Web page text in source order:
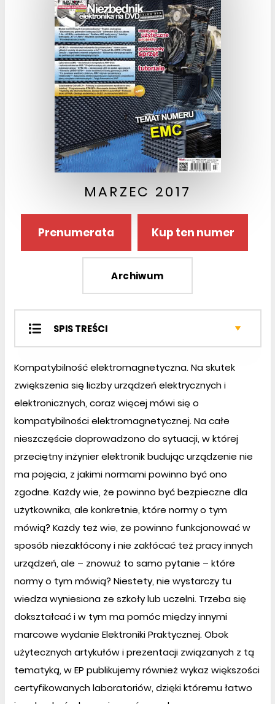
MARZEC 2017
Prenumerata Kup ten numer
Archiwum
SPIS TREŚCI
Projekty EP
Miniprojekty
Projekty czytelników
Prezentacje
Notatnik konstruktora
Wybór konstruktora
Kursy
Sprzęt
Kompatybilność elektromagnetyczna. Na skutek
zwiększenia się liczby urządzeń elektrycznych i
elektronicznych, coraz więcej mówi się o
kompatybilności elektromagnetycznej. Na całe
nieszczęście doprowadzono do sytuacji, w której
przeciętny inżynier elektronik budując urządzenie nie
ma pojęcia, z jakimi normami powinno być ono
zgodne. Każdy wie, że powinno być bezpieczne dla
użytkownika, ale konkretnie, które normy o tym
mówią? Każdy też wie, że powinno funkcjonować w
sposób niezakłócony i nie zakłócać też pracy innych
urządzeń, ale – znowuż to samo pytanie – które
normy o tym mówią? Niestety, nie wystarczy tu
wiedza wyniesiona ze szkoły lub uczelni. Trzeba się
dokształcać i w tym ma pomóc między innymi
marcowe wydanie Elektroniki Praktycznej. Obok
użytecznych artykułów i prezentacji związanych z tą
tematyką, w EP publikujemy również wykaz większości
certyfikowanych laboratoriów, dzięki któremu łatwo